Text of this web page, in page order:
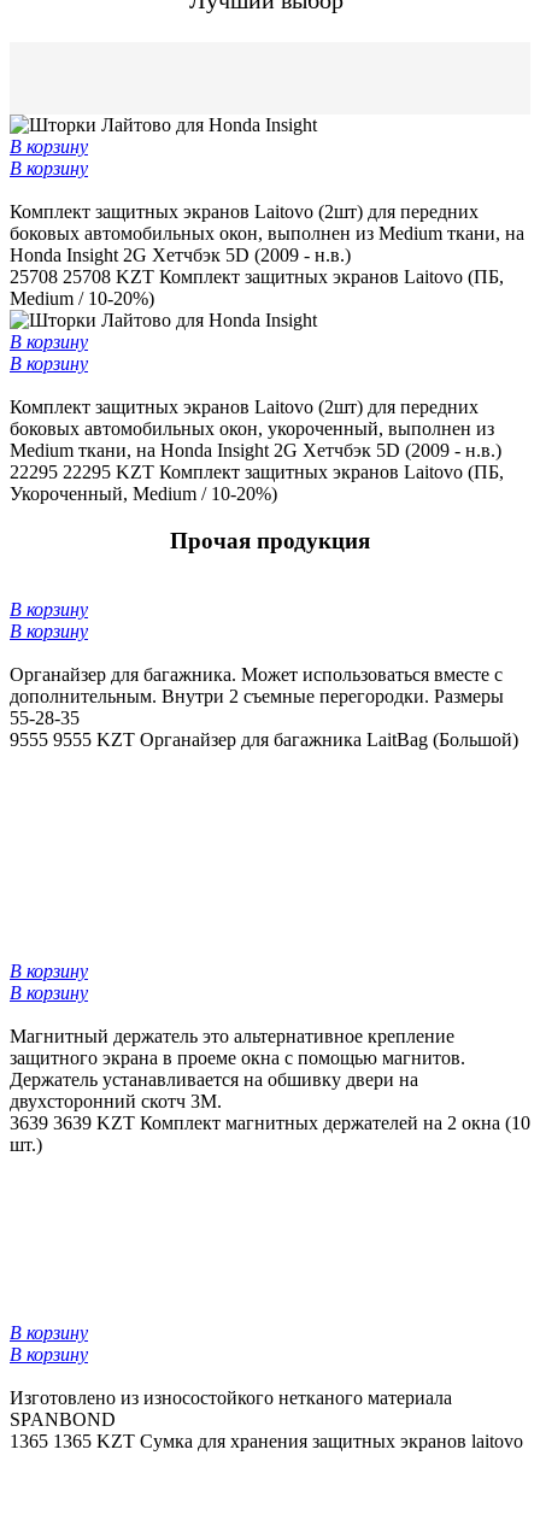
В корзину
В корзину
Комплект защитных экранов Laitovo (2шт) для передних
боковых автомобильных окон, выполнен из Medium ткани, на
Honda Insight 2G Хетчбэк 5D (2009 - н.в.)
25708 25708 KZT Комплект защитных экранов Laitovo (ПБ,
Medium / 10-20%)
В корзину
В корзину
Комплект защитных экранов Laitovo (2шт) для передних
боковых автомобильных окон, укороченный, выполнен из
Medium ткани, на Honda Insight 2G Хетчбэк 5D (2009 - н.в.)
22295 22295 KZT Комплект защитных экранов Laitovo (ПБ,
Укороченный, Medium / 10-20%)
Прочая продукция
В корзину
В корзину
Органайзер для багажника. Может использоваться вместе с
дополнительным. Внутри 2 съемные перегородки. Размеры
55-28-35
9555 9555 KZT Органайзер для багажника LaitBag (Большой)
В корзину
В корзину
Магнитный держатель это альтернативное крепление
защитного экрана в проеме окна с помощью магнитов.
Держатель устанавливается на обшивку двери на
двухсторонний скотч 3М.
3639 3639 KZT Комплект магнитных держателей на 2 окна (10
шт.)
В корзину
В корзину
Изготовлено из износостойкого нетканого материала
SPANBOND
1365 1365 KZT Сумка для хранения защитных экранов laitovo